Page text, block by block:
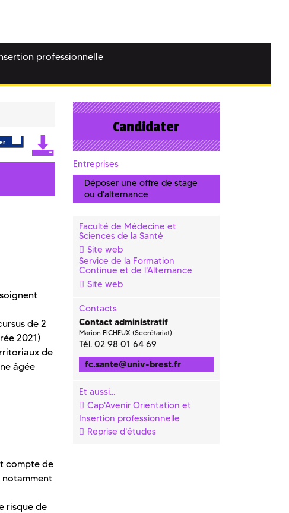
professionnelle
de 2
2021)
de
âgée
compte de
risque de
Candidater
Entreprises
Déposer une offre de stage
ou d'alternance
Faculté de Médecine et
Sciences de la Santé
Site web
Service de la Formation
Continue et de l'Alternance
Site web
Contacts
Contact administratif
Marion FICHEUX (Secrétariat)
Tél. 02 98 01 64 69
fc.sante@univ-brest.fr
Et aussi...
Cap'Avenir Orientation et
Insertion professionnelle
Reprise d'études